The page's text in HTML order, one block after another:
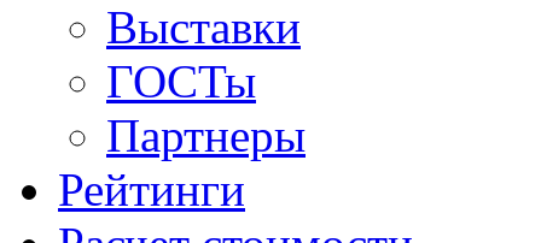
Выставки
ГОСТы
Партнеры
Рейтинги